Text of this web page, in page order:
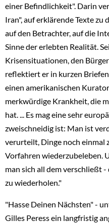
einer Befindlichkeit". Darin
Iran", auf erklärende Texte
auf den Betrachter, auf die
Sinne der erlebten Realität.
Krisensituationen, den
reflektiert er in kurzen Briefen
einen amerikanischen
merkwürdige Krankheit, die
hat. ... Es mag eine sehr
zweischneidig ist: Man ist
verurteilt, Dinge noch einmal
Vorfahren wiederzubeleben.
man sich all dem verschließt
zu wiederholen."
"Hasse Deinen Nächsten" -
Gilles Peress ein langfristig